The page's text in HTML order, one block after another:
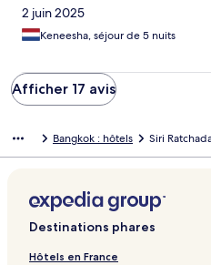
2 juin 2025
Keneesha, séjour de 5 nuits
Afficher 17 avis
Bangkok : hôtels Siri
Destinations phares
Hôtels en France